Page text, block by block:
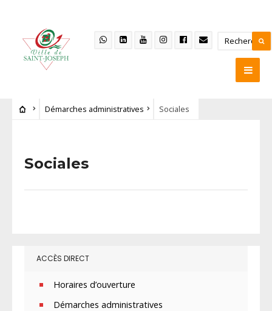
Démarches administratives Sociales
Sociales
ACCÈS DIRECT
Horaires d’ouverture
Démarches administratives